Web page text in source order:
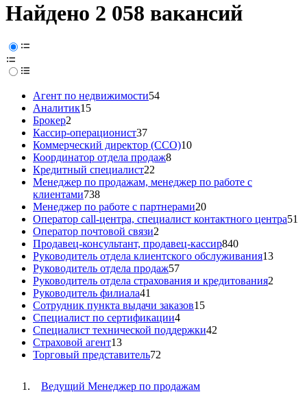
Найдено 2 058 вакансий
Агент по недвижимости54
Аналитик15
Брокер2
Кассир-операционист37
Коммерческий директор (CCO)10
Координатор отдела продаж8
Кредитный специалист22
Менеджер по продажам, менеджер по работе с
клиентами738
Менеджер по работе с партнерами20
Оператор call-центра, специалист контактного центра51
Оператор почтовой связи2
Продавец-консультант, продавец-кассир840
Руководитель отдела клиентского обслуживания13
Руководитель отдела продаж57
Руководитель отдела страхования и кредитования2
Руководитель филиала41
Сотрудник пункта выдачи заказов15
Специалист по сертификации4
Специалист технической поддержки42
Страховой агент13
Торговый представитель72
Ведущий Менеджер по продажам